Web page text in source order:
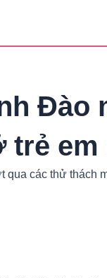
trẻ em
các thử thách